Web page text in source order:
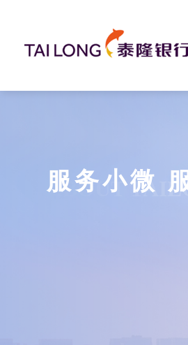
服务小微
ABOUT